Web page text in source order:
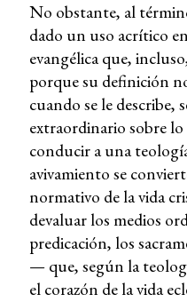
No obstante, al
dado un uso acrítico
evangélica que,
porque su definición
cuando se le describe,
extraordinario sobre
conducir a una
avivamiento se
normativo de la vida
devaluar los medios
predicación, los
— que, según la
el corazón de la vida